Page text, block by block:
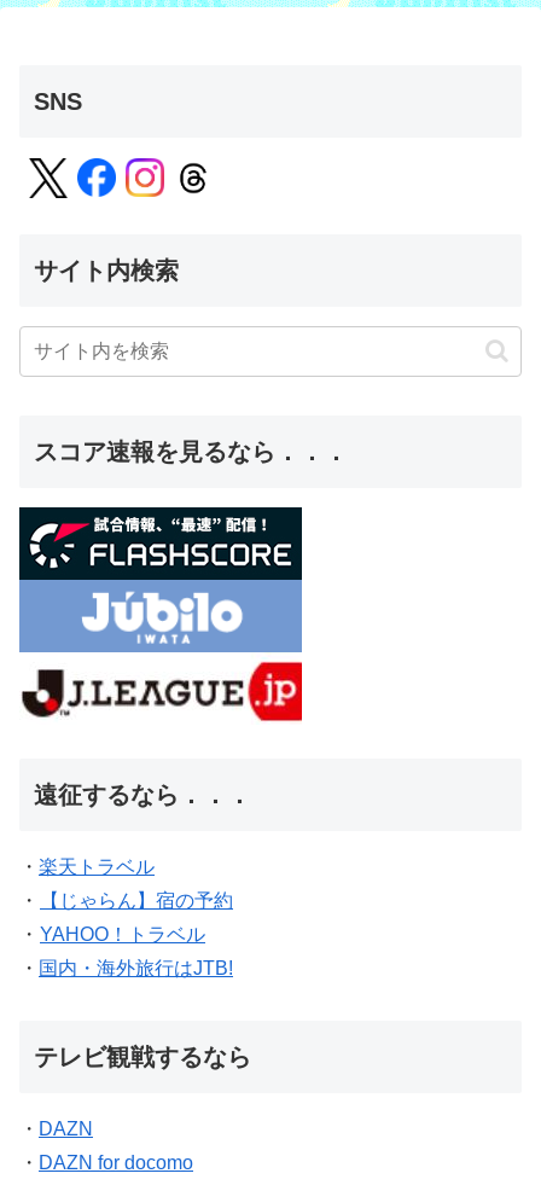
SNS
サイト内検索
スコア速報を見るなら．．．
遠征するなら．．．
・ 楽天トラベル
・
【じゃらん】宿の予約
・ YAHOO！トラベル
・ 国内・海外旅行はJTB!
テレビ観戦するなら
・ DAZN
・ DAZN for docomo